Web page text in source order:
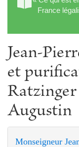
France
Jean-
et
Augustin
Monseigneur